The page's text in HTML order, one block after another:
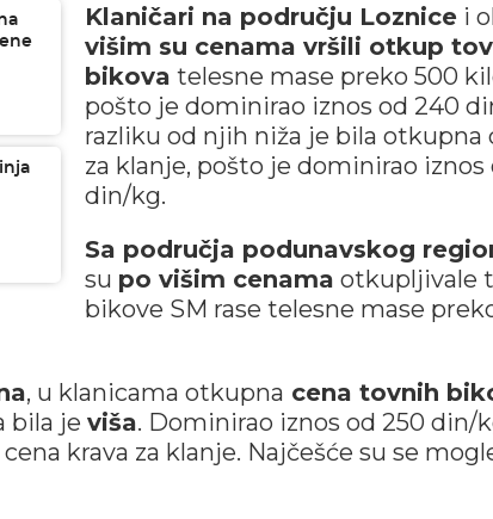
Klaničari na području Loznicei
višim su cenama vršili otkup
bikova telesne mase preko 500
pošto je dominirao iznos od 240
razliku od njih niža je bila otkupna
za klanje, pošto je dominirao iznos
din/kg.
Sa područja podunavskog
su po višim cenama otkupljivale
bikove SM rase telesne mase
, u klanicama otkupna cena tovnih
bila je viša. Dominirao iznos od 250 din/
krava za klanje. Najčešće su se